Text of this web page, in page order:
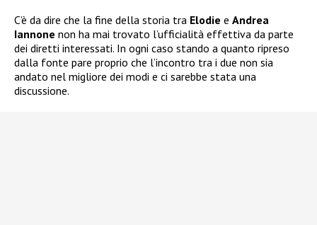
C’è da dire che la fine della storia tra Elodie e Andrea
Iannone non ha mai trovato l’ufficialità effettiva da parte
dei diretti interessati. In ogni caso stando a quanto ripreso
dalla fonte pare proprio che l’incontro tra i due non sia
andato nel migliore dei modi e ci sarebbe stata una
discussione.